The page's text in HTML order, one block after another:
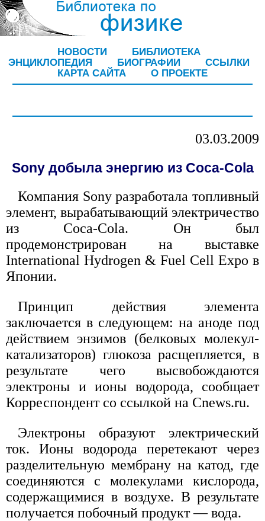
НОВОСТИ
БИБЛИОТЕКА
ЭНЦИКЛОПЕДИЯ
БИОГРАФИИ
ССЫЛКИ
КАРТА САЙТА
О ПРОЕКТЕ
03.03.2009
Sony добыла энергию из Coca-Cola
Компания Sony разработала топливный
элемент, вырабатывающий электричество
из Coca-Cola. Он был
продемонстрирован на выставке
International Hydrogen & Fuel Cell Expo в
Японии.
Принцип действия элемента
заключается в следующем: на аноде под
действием энзимов (белковых молекул-
катализаторов) глюкоза расщепляется, в
результате чего высвобождаются
электроны и ионы водорода, сообщает
Корреспондент со ссылкой на Cnews.ru.
Электроны образуют электрический
ток. Ионы водорода перетекают через
разделительную мембрану на катод, где
соединяются с молекулами кислорода,
содержащимися в воздухе. В результате
получается побочный продукт — вода.